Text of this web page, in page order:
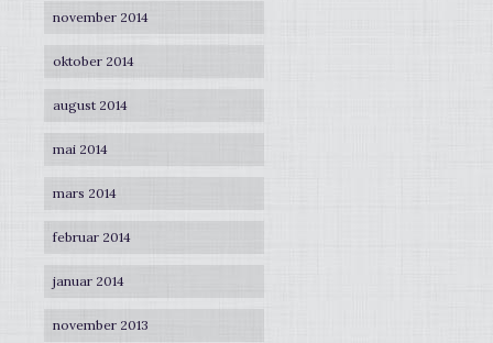
november 2014
oktober 2014
august 2014
mai 2014
mars 2014
februar 2014
januar 2014
november 2013